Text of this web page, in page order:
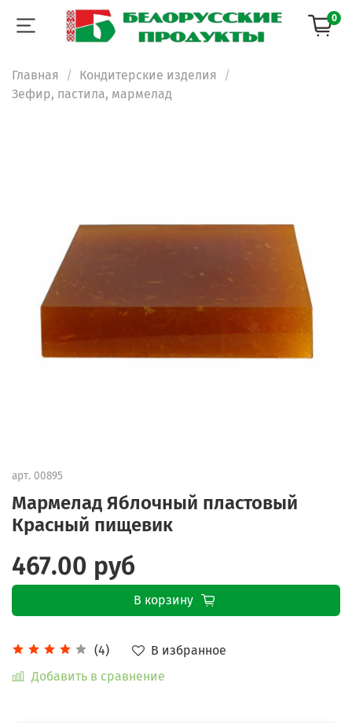
0
Главная
Кондитерские изделия
Зефир, пастила, мармелад
арт. 00895
Мармелад Яблочный пластовый
Красный пищевик
(4)
В избранное
Добавить в сравнение
467.00 руб
В корзину